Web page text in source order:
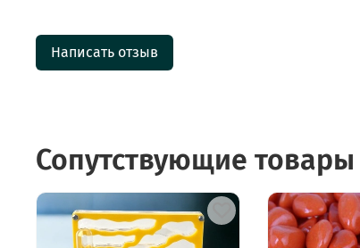
Написать отзыв
Сопутствующие товары